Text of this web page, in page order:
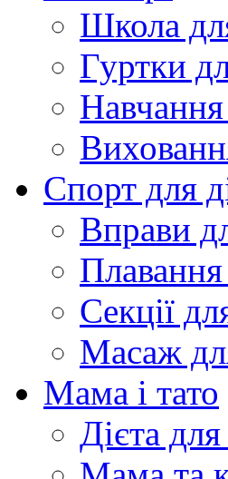
Школа
Гуртки
Навчання
Спорт для
Вправи
Плавання
Секції
Масаж
Мама і тато
Дієта для